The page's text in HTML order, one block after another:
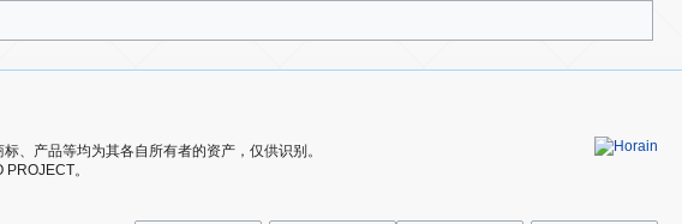
、产品等均为其各自所有者的资产，仅供识别。
。